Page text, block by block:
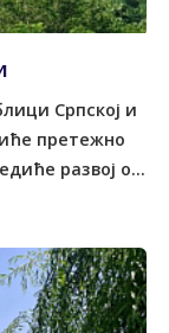
Српској и
претежно
развој о...